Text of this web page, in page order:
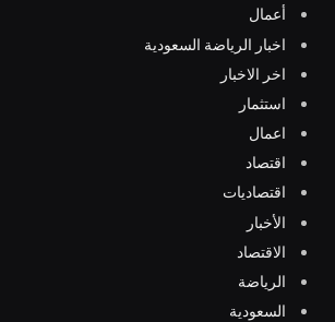
أعمال
اخبار الرياضة السعودية
اخر الاخبار
استثمار
اعمال
اقتصاد
اقتصاديات
الأخبار
الاقتصاد
الرياضة
السعودية